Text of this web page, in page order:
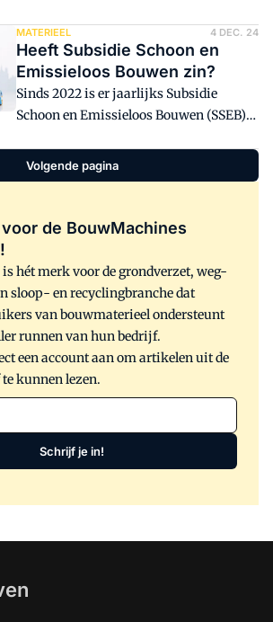
falen van de transitie met zich mee.
Daarentegen geeft vertragen het risico
op het niet behalen van de doelstellingen.
Dit communiceert Gerard van der Veer
(GMB en Emissieloos Netwerk Infra
(ENI)) als vertegenwoordiger van de
koplopers in zijn betoog over
projecten.
afgelopen februari in gesprek over het
programma Schoon en Emissieloos
Bouwen (SEB) met brancheorganisaties,
opdrachtgevers en opdrachtnemers.
"Zonder duurzame uitvraag valt de hele
investeringsperspectief."
MATERIEEL 4 DEC. 24
Heeft Subsidie Schoon en
Emissieloos Bouwen zin?
Sinds 2022 is er jaarlijks Subsidie
Schoon en Emissieloos Bouwen (SSEB):
deel van de meerkosten van een schone
of zero-emissiemachine vergoed te
subsidie voor aanschaf zinvol is en of
opdrachtgevers beschikbaar te stellen.
Volgende pagina
de BouwMachines
hét merk voor de grondverzet, weg-
sloop- en recyclingbranche dat
van bouwmaterieel ondersteunt
runnen van hun bedrijf.
een account aan om artikelen uit de
kunnen lezen.
Schrijf je in!